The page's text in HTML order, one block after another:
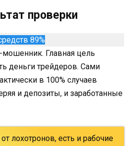
проверки
89%
Главная цель
деньги трейдеров. Сами
в 100% случаев
и депозиты, и заработанные
лохотронов, есть и рабочие